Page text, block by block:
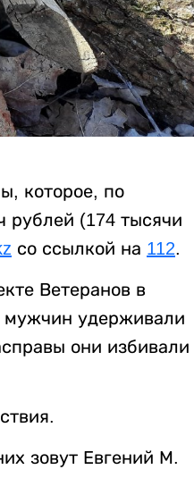
которое, по
рублей (174 тысячи
со ссылкой на 112.
Ветеранов в
мужчин удерживали
они избивали
зовут Евгений М.